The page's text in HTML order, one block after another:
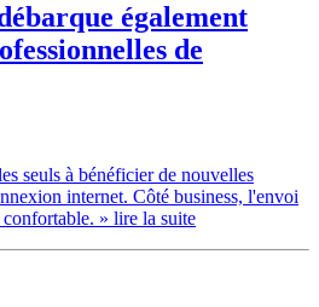
également
de
seuls à bénéficier de nouvelles
internet. Côté business, l'envoi
confortable. » lire la suite